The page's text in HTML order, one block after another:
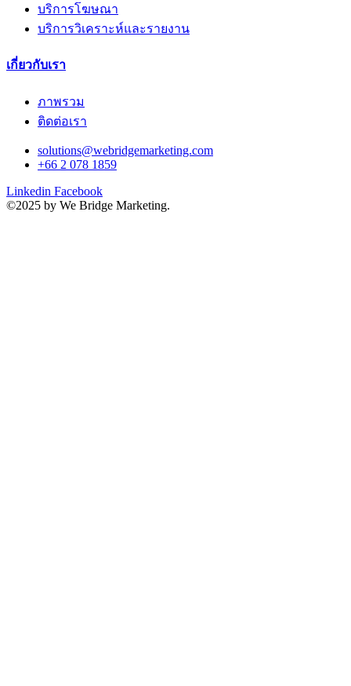
บริการโฆษณา
บริการวิเคราะห์และรายงาน
เกี่ยวกับเรา
ภาพรวม
ติดต่อเรา
solutions@webridgemarketing.com
+66 2 078 1859
Linkedin Facebook
©2025 by We Bridge Marketing.